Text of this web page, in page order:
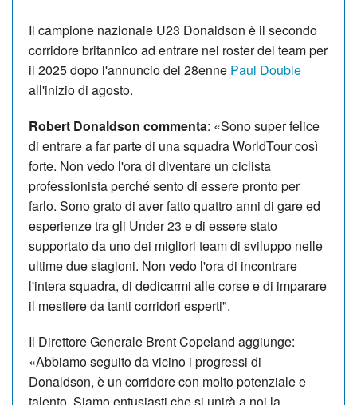
Il campione nazionale U23 Donaldson è il secondo
corridore britannico ad entrare nel roster del team per
il 2025 dopo l'annuncio del 28enne Paul Double
all'inizio di agosto.
Robert Donaldson commenta: «Sono super felice
di entrare a far parte di una squadra WorldTour così
forte. Non vedo l'ora di diventare un ciclista
professionista perché sento di essere pronto per
farlo. Sono grato di aver fatto quattro anni di gare ed
esperienze tra gli Under 23 e di essere stato
supportato da uno dei migliori team di sviluppo nelle
ultime due stagioni. Non vedo l'ora di incontrare
l'intera squadra, di dedicarmi alle corse e di imparare
il mestiere da tanti corridori esperti".
Il Direttore Generale Brent Copeland aggiunge:
«Abbiamo seguito da vicino i progressi di
Donaldson, è un corridore con molto potenziale e
talento. Siamo entusiasti che si unirà a noi la